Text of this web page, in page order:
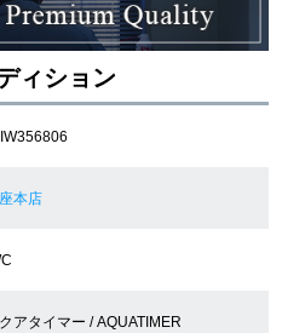
サービス
ィション
本店
アタイマー / AQUATIMER